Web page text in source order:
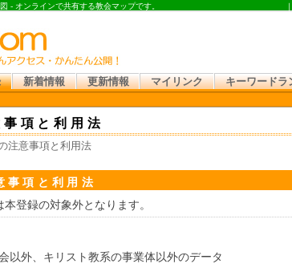
- オンラインで共有する教会マップです。 ｜
新着情報 更新情報 マイリンク キーワードラ
項と利用法
意事項と利用法
事項と利用法
登録の対象外となります。
以外、キリスト教系の事業体以外のデータ